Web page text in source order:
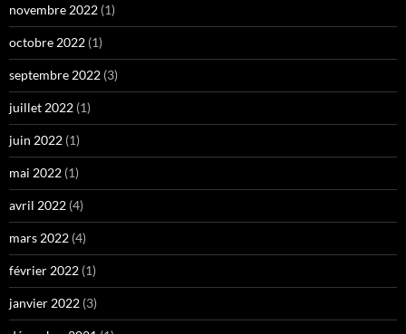
novembre 2022 (1)
octobre 2022 (1)
septembre 2022 (3)
juillet 2022 (1)
juin 2022 (1)
mai 2022 (1)
avril 2022 (4)
mars 2022 (4)
février 2022 (1)
janvier 2022 (3)